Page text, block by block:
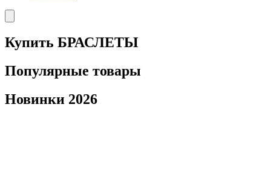
Купить БРАСЛЕТЫ
Популярные товары
Новинки 2026